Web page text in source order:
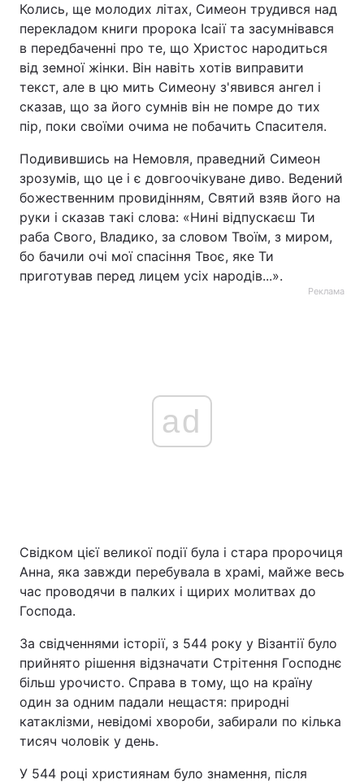
Тема оформлення
Колись, ще молодих літах, Симеон трудився над
перекладом книги пророка Ісаії та засумнівався
в передбаченні про те, що Христос народиться
від земної жінки. Він навіть хотів виправити
текст, але в цю мить Симеону з'явився ангел і
сказав, що за його сумнів він не помре до тих
пір, поки своїми очима не побачить Спасителя.
Подивившись на Немовля, праведний Симеон
зрозумів, що це і є довгоочікуване диво. Ведений
божественним провидінням, Святий взяв його на
руки і сказав такі слова: «Нині відпускаєш Ти
раба Свого, Владико, за словом Твоїм, з миром,
бо бачили очі мої спасіння Твоє, яке Ти
приготував перед лицем усіх народів...».
Реклама
ad
Свідком цієї великої події була і стара пророчиця
Анна, яка завжди перебувала в храмі, майже весь
час проводячи в палких і щирих молитвах до
Господа.
За свідченнями історії, з 544 року у Візантії було
прийнято рішення відзначати Стрітення Господнє
більш урочисто. Справа в тому, що на країну
один за одним падали нещастя: природні
катаклізми, невідомі хвороби, забирали по кілька
тисяч чоловік у день.
У 544 році християнам було знамення, після